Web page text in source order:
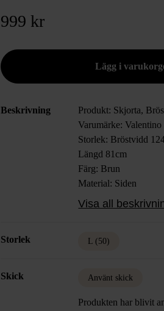
999 kr
Beskrivning
Produkt: Skjorta,
Varumärke:
Storlek: Bröstvidd
Längd 81cm
Färg: Brun
Material: Siden
Skick: Använt Skick,
axeln, Saknar en
Visa all
Storlek L (50)
Skick Använt skick
Produkten har blivit